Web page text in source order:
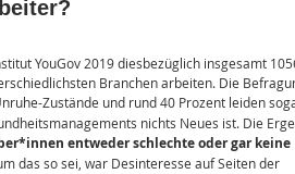
YouGov 2019 diesbezüglich insgesamt
Branchen arbeiten. Die
Zustände und rund 40 Prozent leiden
nichts Neues ist. Die
entweder schlechte oder gar keine
das so sei, war Desinteresse auf Seiten der